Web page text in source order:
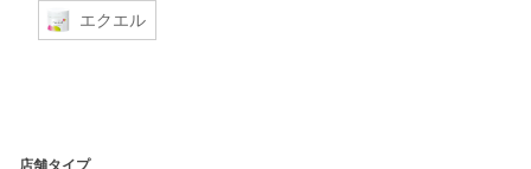
エクエル
店舗タイプ